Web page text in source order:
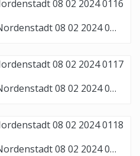
Hexenball Wiesbaden-Nordenstadt 08 02 2024 0116
Hexenball Wiesbaden-Nordenstadt 08 02 2024 0117
Hexenball Wiesbaden-Nordenstadt 08 02 2024 0118